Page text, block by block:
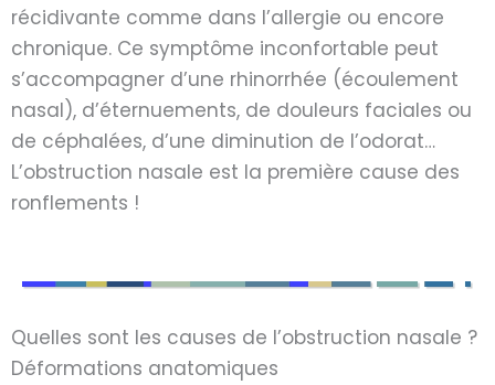
récidivante comme dans l’allergie ou encore
chronique. Ce symptôme inconfortable peut
s’accompagner d’une rhinorrhée (écoulement
nasal), d’éternuements, de douleurs faciales ou
de céphalées, d’une diminution de l’odorat…
L’obstruction nasale est la première cause des
ronflements !
Quelles sont les causes de l’obstruction nasale ?
Déformations anatomiques